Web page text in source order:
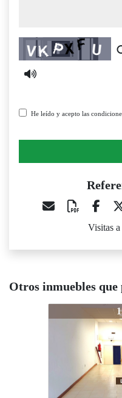
Captcha
He leído y acepto las
Visitas
Otros inmuebles
124.000 €